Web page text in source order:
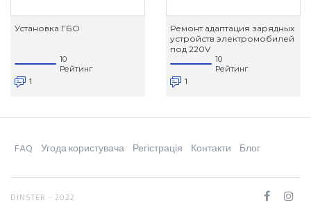
Установка ГБО
10
Рейтинг
1
Ремонт адаптация зарядных
устройств электромобилей
под 220V
10
Рейтинг
1
FAQ Угода користувача Регістрація Контакти Блог
DINSTER - 2022